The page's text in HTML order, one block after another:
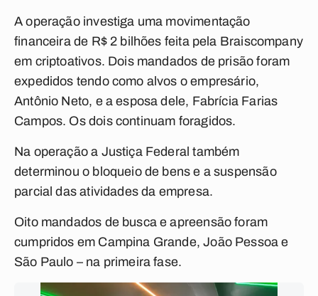
A operação investiga uma movimentação
financeira de R$ 2 bilhões feita pela Braiscompany
em criptoativos. Dois mandados de prisão foram
expedidos tendo como alvos o empresário,
Antônio Neto, e a esposa dele, Fabrícia Farias
Campos. Os dois continuam foragidos.
Na operação a Justiça Federal também
determinou o bloqueio de bens e a suspensão
parcial das atividades da empresa.
Oito mandados de busca e apreensão foram
cumpridos em Campina Grande, João Pessoa e
São Paulo – na primeira fase.